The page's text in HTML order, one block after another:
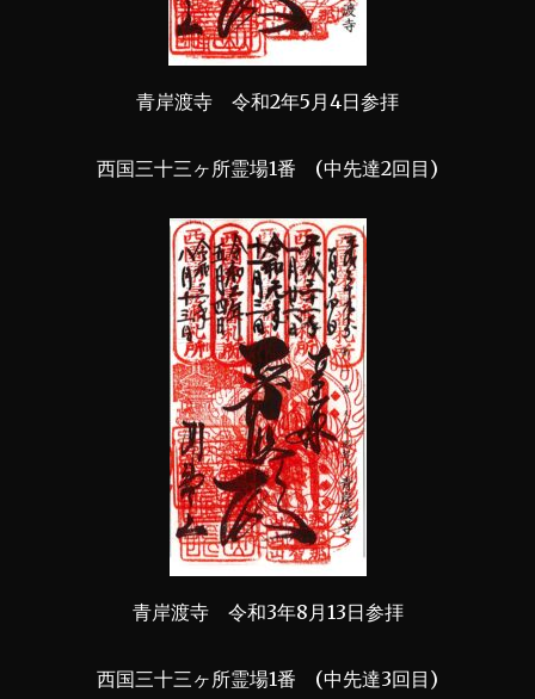
青岸渡寺 令和2年5月4日参拝
西国三十三ヶ所霊場1番 (中先達2回目)
青岸渡寺 令和3年8月13日参拝
西国三十三ヶ所霊場1番 (中先達3回目)